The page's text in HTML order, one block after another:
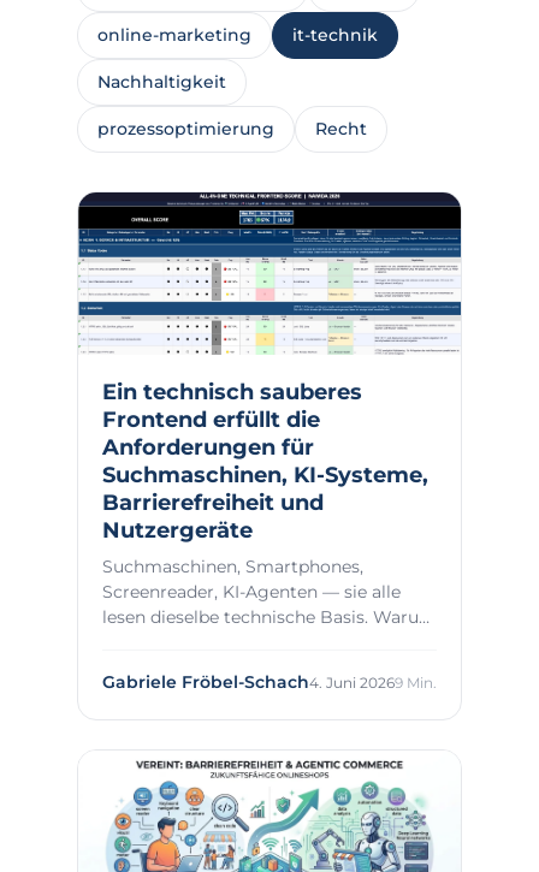
online-marketing it-technik
Nachhaltigkeit
prozessoptimierung Recht
Ein technisch sauberes
Frontend erfüllt die
Anforderungen für
Suchmaschinen, KI-Systeme,
Barrierefreiheit und
Nutzergeräte
Suchmaschinen, Smartphones,
Screenreader, KI-Agenten — sie alle
lesen dieselbe technische Basis. Warum
Gabriele Fröbel-Schach4. Juni 20269 Min.